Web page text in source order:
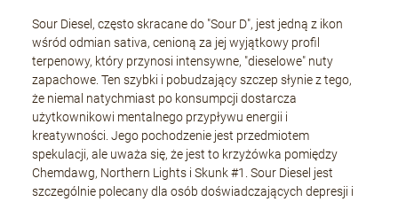
Sour Diesel, często skracane do "Sour D", jest jedną z ikon
wśród odmian sativa, cenioną za jej wyjątkowy profil
terpenowy, który przynosi intensywne, "dieselowe" nuty
zapachowe. Ten szybki i pobudzający szczep słynie z tego,
że niemal natychmiast po konsumpcji dostarcza
użytkownikowi mentalnego przypływu energii i
kreatywności. Jego pochodzenie jest przedmiotem
spekulacji, ale uważa się, że jest to krzyżówka pomiędzy
Chemdawg, Northern Lights i Skunk #1. Sour Diesel jest
szczególnie polecany dla osób doświadczających depresji i